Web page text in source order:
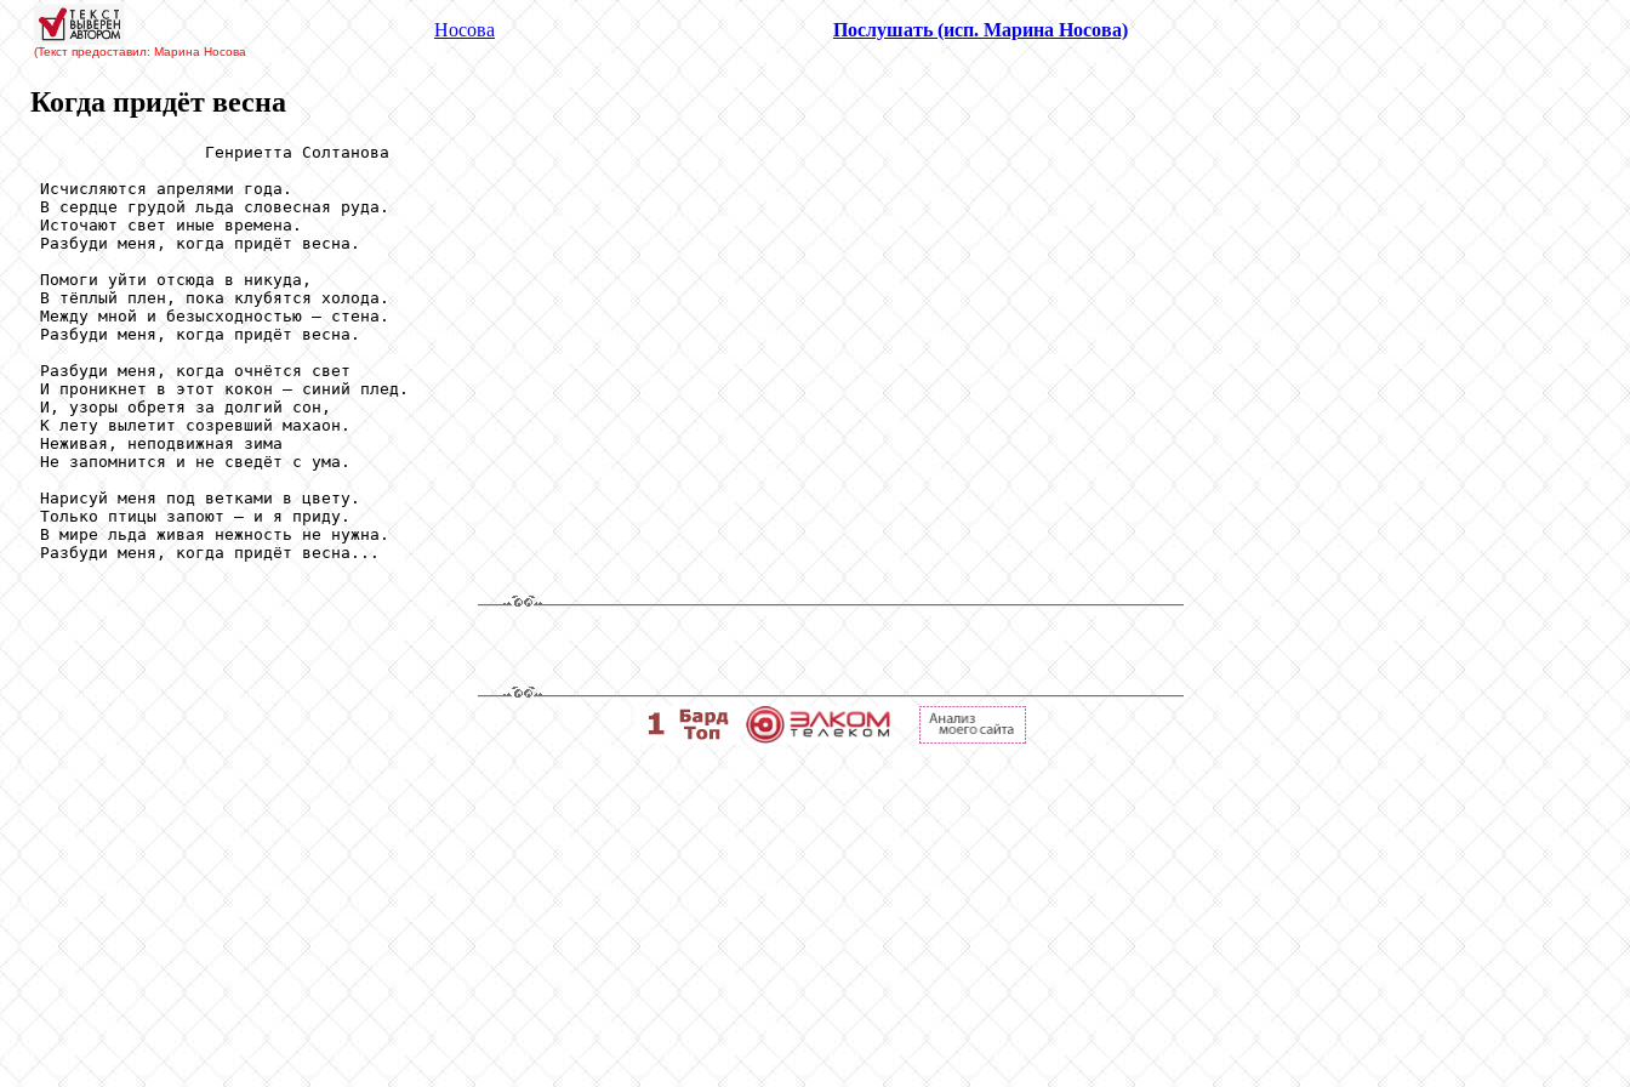
(Текст предоставил: Марина Носова
Носова Послушать (исп. Марина Носова)
Когда придёт весна
                  Генриетта Солтанова
Исчисляются апрелями года.
В сердце грудой льда словесная руда.
Источают свет иные времена.
Разбуди меня, когда придёт весна.
Помоги уйти отсюда в никуда,
В тёплый плен, пока клубятся холода.
Между мной и безысходностью – стена.
Разбуди меня, когда придёт весна.
Разбуди меня, когда очнётся свет
И проникнет в этот кокон – синий плед.
И, узоры обретя за долгий сон,
К лету вылетит созревший махаон.
Неживая, неподвижная зима
Не запомнится и не сведёт с ума.
Нарисуй меня под ветками в цвету.
Только птицы запоют – и я приду.
В мире льда живая нежность не нужна.
Разбуди меня, когда придёт весна...